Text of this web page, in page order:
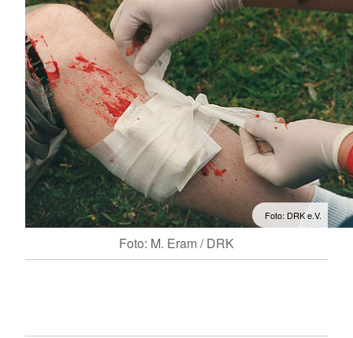
Foto: DRK e.V.
Foto: M. Eram / DRK